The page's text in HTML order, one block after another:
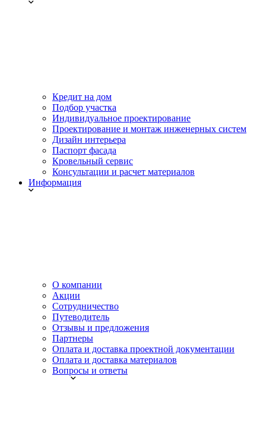
Кредит на дом
Подбор участка
Индивидуальное проектирование
Проектирование и монтаж инженерных систем
Дизайн интерьера
Паспорт фасада
Кровельный сервис
Консультации и расчет материалов
Информация
О компании
Акции
Сотрудничество
Путеводитель
Отзывы и предложения
Партнеры
Оплата и доставка проектной документации
Оплата и доставка материалов
Вопросы и ответы